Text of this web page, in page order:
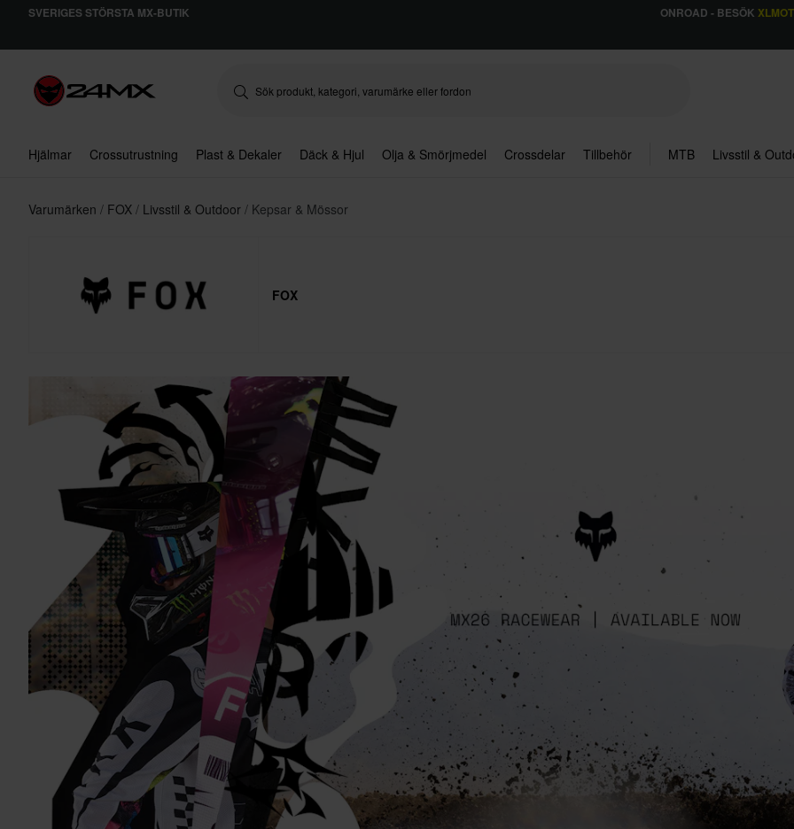
SVERIGES STÖRSTA MX-BUTIK ONROAD - BESÖK
Hjälmar Crossutrustning Plast & Dekaler Däck & Hjul Olja & Smörjmedel Crossdelar Tillbehör MTB Livsstil &
Varumärken FOX Livsstil & Outdoor Kepsar & Mössor
FOX